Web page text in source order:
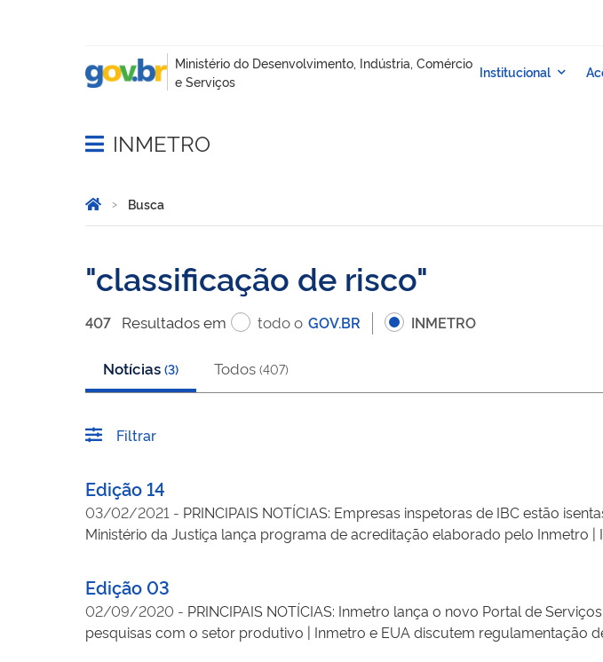
Abrir menu principal de navegação
INMETRO
Você está aqui:
Página Inicial
Busca
classificação de risco
407 Resultadosem todo o GOV.BR INMETRO
Notícias (3) Todos (407)
Filtrar
Edição 14
03/02/2021 - PRINCIPAIS NOTÍCIAS: Empresas inspetoras de IBC estão
Ministério da Justiça lança programa de acreditação elaborado pelo Inmetro
em Pesquisa, Desenvolvimento e Inovação | Portaria 13 de 2021 disciplina a
acreditada de projetos de engenharia
Edição 03
02/09/2020 - PRINCIPAIS NOTÍCIAS: Inmetro lança o novo Portal de
pesquisas com o setor produtivo | Inmetro e EUA discutem regulamentação